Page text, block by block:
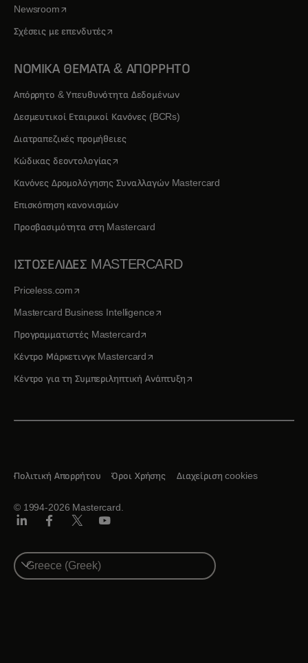
Newsroomopens in a new tab
Σχέσεις με επενδυτέςopens in a new tab
ΝΟΜΙΚΑ ΘΕΜΑΤΑ & ΑΠΟΡΡΗΤΟ
Απόρρητο & Υπευθυνότητα Δεδομένων
Δεσμευτικοί Εταιρικοί Κανόνες (BCRs)
Διατραπεζικές προμήθειες
Κώδικας δεοντολογίαςopens in a new tab
Κανόνες Δρομολόγησης Συναλλαγών Mastercard
Επισκόπηση κανονισμών
Προσβασιμότητα στη Mastercard
ΙΣΤΟΣΕΛΙΔΕΣ MASTERCARD
Priceless.comopens in a new tab
Mastercard Business Intelligenceopens in a new tab
Προγραμματιστές Mastercardopens in a new tab
Κέντρο Μάρκετινγκ Mastercardopens in a new tab
Κέντρο για τη Συμπεριληπτική Ανάπτυξηopens in a new tab
© 1994-2026 Mastercard.
Πολιτική Απορρήτου Όροι Χρήσης Διαχείριση cookies
Select
a
country